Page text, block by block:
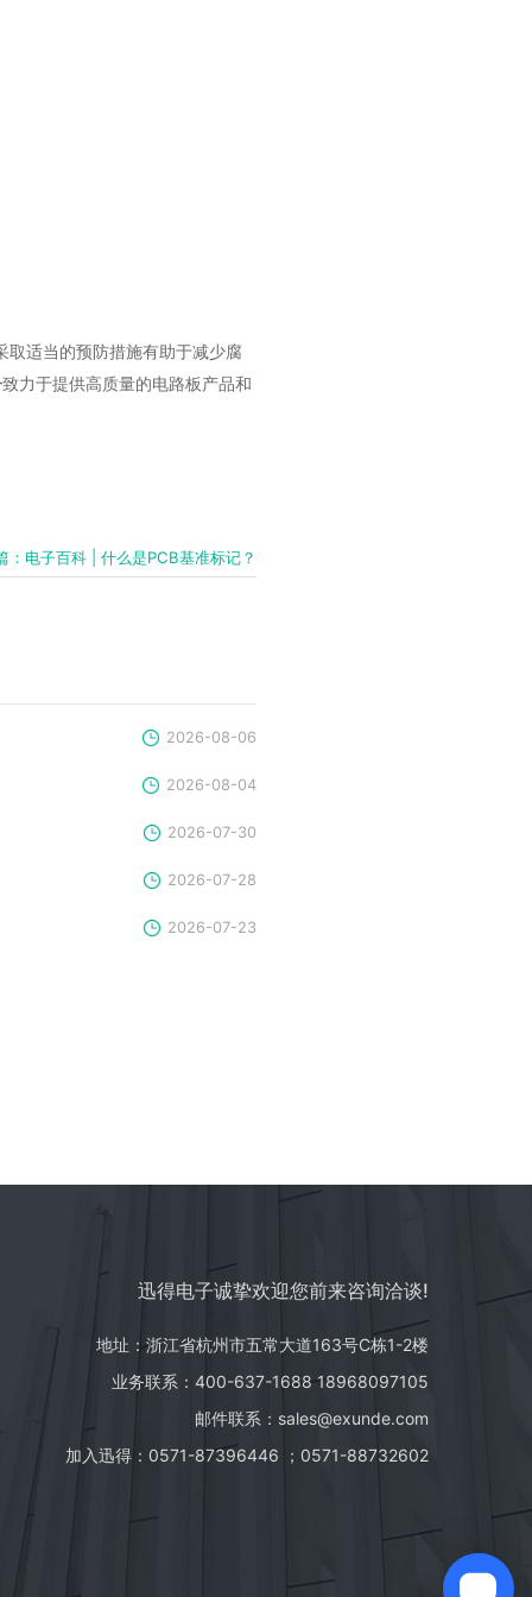
取适当的预防措施有助于减少腐
致力于提供高质量的电路板产品和
：电子百科 | 什么是PCB基准标记？
2026-08-06
2026-08-04
2026-07-30
2026-07-28
2026-07-23
迅得电子诚挚欢迎您前来咨询洽谈!
地址：浙江省杭州市五常大道163号C栋1-2楼
业务联系：400-637-1688 18968097105
邮件联系：sales@exunde.com
加入迅得：0571-87396446 ；0571-88732602